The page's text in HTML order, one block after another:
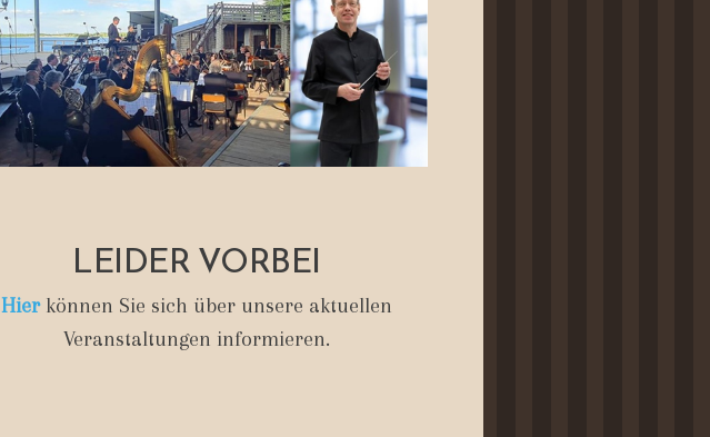
LEIDER VORBEI
Hierkönnen Sie sich über unsere aktuellen
Veranstaltungen informieren.